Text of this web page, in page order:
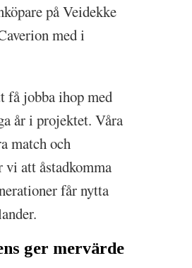
på Veidekke
med i
få jobba ihop med
år i projektet. Våra
match och
att åstadkomma
får nytta
ger mervärde